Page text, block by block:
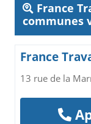
France
communes
France
13 rue de la